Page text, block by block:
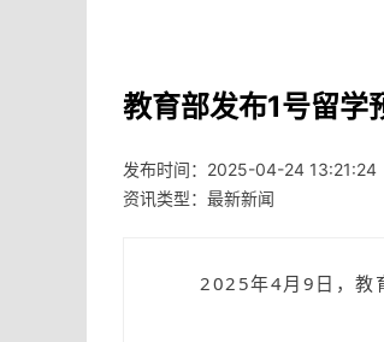
教育部发布1号留学
发布时间：2025-04-24 13:21:24
资讯类型：最新新闻
2025年4月9日，教